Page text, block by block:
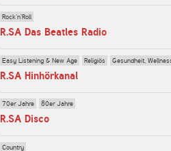
Rock'n'Roll
R.SA Das Beatles Radio
Easy Listening & New Age Religiös Gesundheit,
R.SA Hinhörkanal
70er Jahre 80er Jahre
R.SA Disco
Country